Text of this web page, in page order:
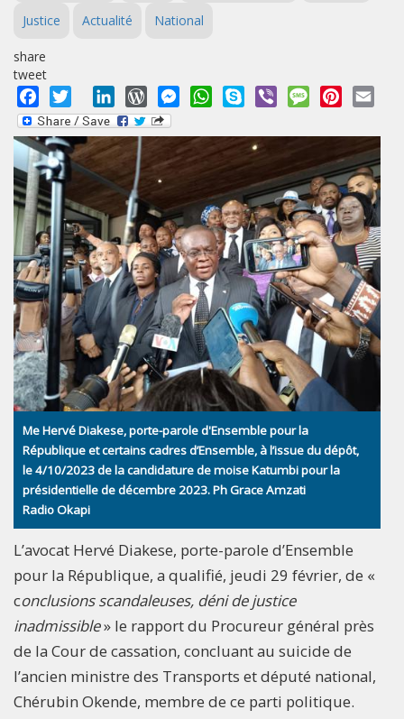
Justice Actualité National
share
tweet
Facebook
Twitter LinkedInWordPressMessengerWhatsApp
Skype Viber MessagePinterest
Me Hervé Diakese, porte-parole d'Ensemble pour la
République et certains cadres d’Ensemble, à l’issue du dépôt,
le 4/10/2023 de la candidature de moise Katumbi pour la
présidentielle de décembre 2023. Ph Grace Amzati
Radio Okapi
L’avocat Hervé Diakese, porte-parole d’Ensemble
pour la République, a qualifié, jeudi 29 février, de «
conclusions scandaleuses, déni de justice
inadmissible» le rapport du Procureur général près
de la Cour de cassation, concluant au suicide de
l’ancien ministre des Transports et député national,
Chérubin Okende, membre de ce parti politique.